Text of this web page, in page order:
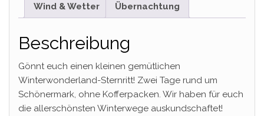
Wind & Wetter Übernachtung
Beschreibung
Gönnt euch einen kleinen gemütlichen
Winterwonderland-Sternritt! Zwei Tage rund um
Schönermark, ohne Kofferpacken. Wir haben für euch
die allerschönsten Winterwege auskundschaftet!